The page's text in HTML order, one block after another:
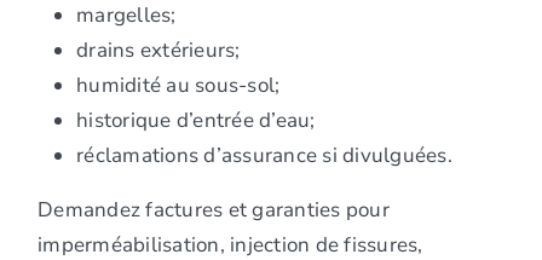
margelles;
drains extérieurs;
humidité au sous-sol;
historique d’entrée d’eau;
réclamations d’assurance si divulguées.
Demandez factures et garanties pour
imperméabilisation, injection de fissures,